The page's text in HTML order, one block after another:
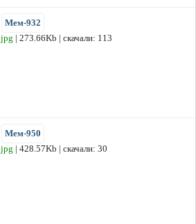
Мем-932
jpg | 273.66Kb | скачали: 113
Мем-950
jpg | 428.57Kb | скачали: 30